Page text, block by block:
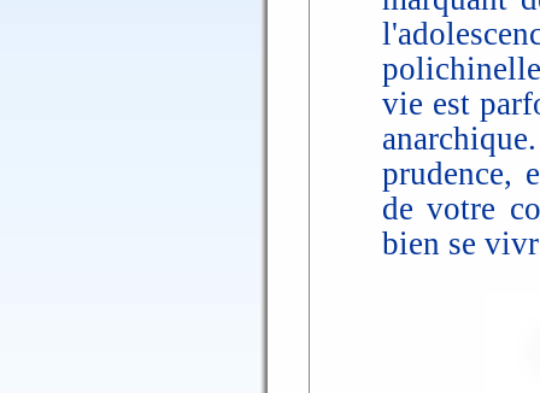
vie est
prudence,
de votre
bien se